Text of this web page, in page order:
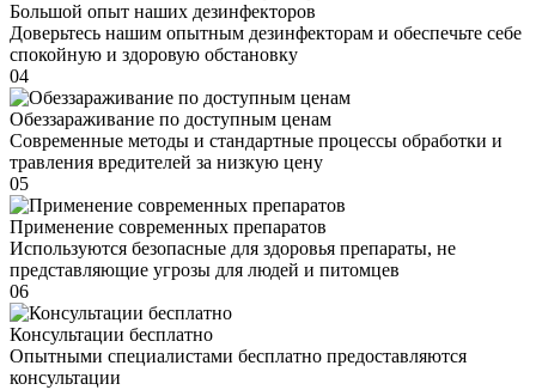
Большой опыт наших дезинфекторов
Доверьтесь нашим опытным дезинфекторам и обеспечьте себе
спокойную и здоровую обстановку
04
Обеззараживание по доступным ценам
Современные методы и стандартные процессы обработки и
травления вредителей за низкую цену
05
Применение современных препаратов
Используются безопасные для здоровья препараты, не
представляющие угрозы для людей и питомцев
06
Консультации бесплатно
Опытными специалистами бесплатно предоставляются
консультации